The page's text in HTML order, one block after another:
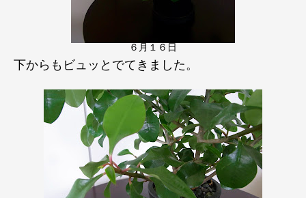
６月１６日
下からもビュッとでてきました。